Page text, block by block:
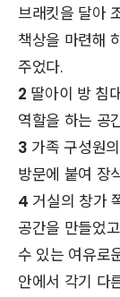
브래킷을 달아
책상을 마련해
주었다.
2 딸아이 방 침
역할을 하는 공
3 가족 구성원
방문에 붙여 장
4 거실의 창가
공간을 만들었
수 있는 여유로
안에서 각기 다